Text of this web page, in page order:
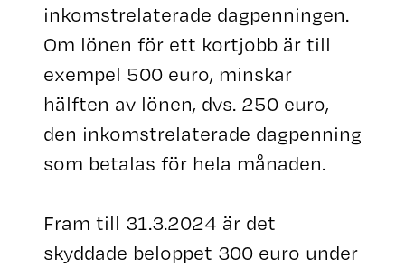
inkomstrelaterade dagpenningen.
Om lönen för ett kortjobb är till
exempel 500 euro, minskar
hälften av lönen, dvs. 250 euro,
den inkomstrelaterade dagpenning
som betalas för hela månaden.
Fram till 31.3.2024 är det
skyddade beloppet 300 euro under